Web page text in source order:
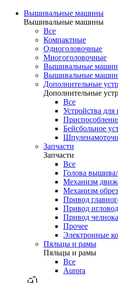
Вышивальные машины
Вышивальные машины
Все
Компактные
Одноголовочные
Многоголовочные
Вышивальные
Вышивальные
Дополнительные
Дополнительные
Все
Устройства
Бейсбольное
Запчасти
Запчасти
Все
Голова
Механизм
Механизм
Привод
Привод
Привод челнока
Прочее
Электронные
Пяльцы и рамы
Пяльцы и рамы
Все
Aurora